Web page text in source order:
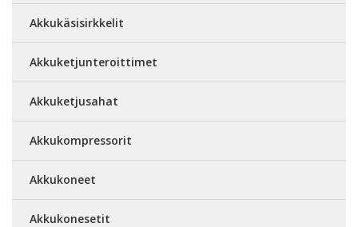
Akkukäsisirkkelit
Akkuketjunteroittimet
Akkuketjusahat
Akkukompressorit
Akkukoneet
Akkukonesetit